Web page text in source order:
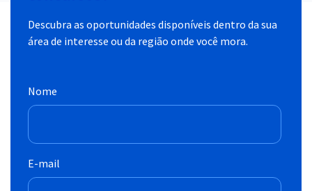
Descubra as oportunidades disponíveis dentro da sua
área de interesse ou da região onde você mora.
Nome
E-mail